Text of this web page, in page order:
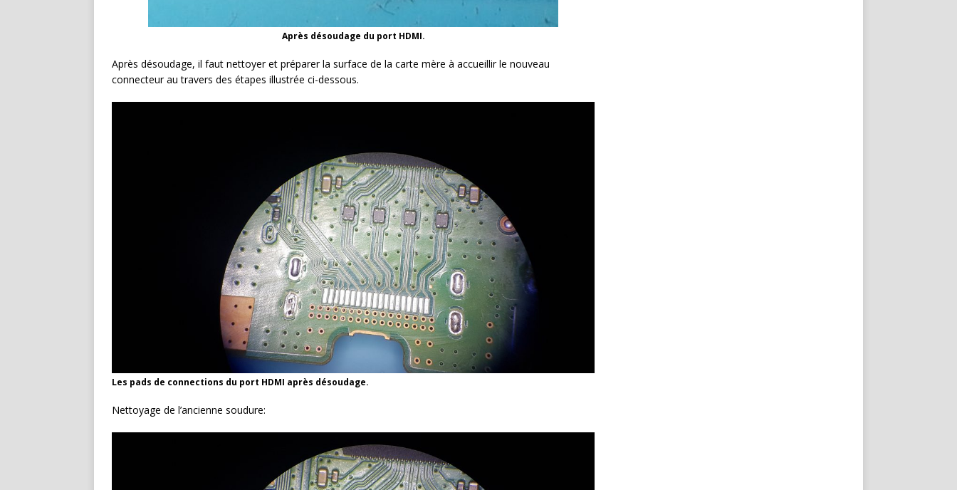
Après désoudage du port HDMI.
Après désoudage, il faut nettoyer et préparer la surface de la carte mère à accueillir le nouveau
connecteur au travers des étapes illustrée ci-dessous.
Les pads de connections du port HDMI après désoudage.
Nettoyage de l’ancienne soudure: